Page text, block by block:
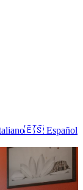
🇪🇸 Español